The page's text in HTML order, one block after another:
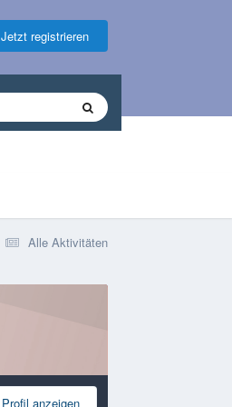
Jetzt registrieren
Alle Aktivitäten
Profil anzeigen